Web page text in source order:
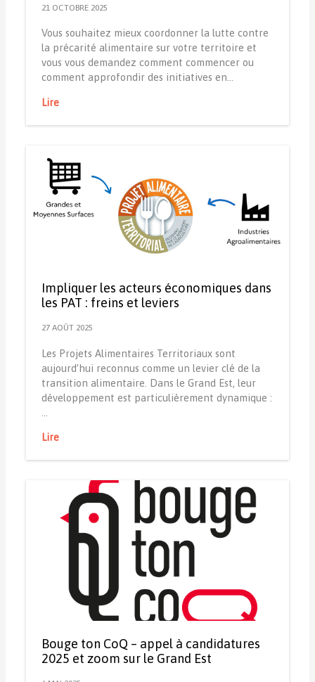
21 OCTOBRE 2025
Vous souhaitez mieux coordonner la lutte contre
la précarité alimentaire sur votre territoire et
vous vous demandez comment commencer ou
comment approfondir des initiatives en…
Lire
Impliquer les acteurs économiques dans
les PAT : freins et leviers
27 AOÛT 2025
Les Projets Alimentaires Territoriaux sont
aujourd’hui reconnus comme un levier clé de la
transition alimentaire. Dans le Grand Est, leur
développement est particulièrement dynamique :
Lire
Bouge ton CoQ – appel à candidatures
2025 et zoom sur le Grand Est